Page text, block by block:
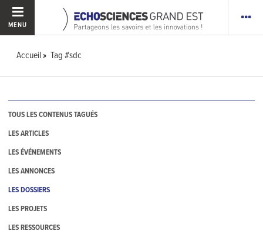
MENU
Accueil Tag #sdc
TOUS LES CONTENUS TAGUÉS
LES ARTICLES
LES ÉVÉNEMENTS
LES ANNONCES
LES DOSSIERS
LES PROJETS
LES RESSOURCES